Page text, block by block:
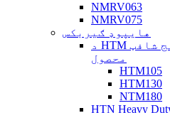
NMRV063
NMRV075
هایپوډ ګیربکس
د HTM دروند وظیفه خولی فلانج شافټ
محصول
HTM105
HTM130
NTM180
HTN Heavy